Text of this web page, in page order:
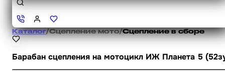
Каталог/Сцепление мото/Сцепление в сборе
Барабан сцепления на мотоцикл ИЖ Планета 5